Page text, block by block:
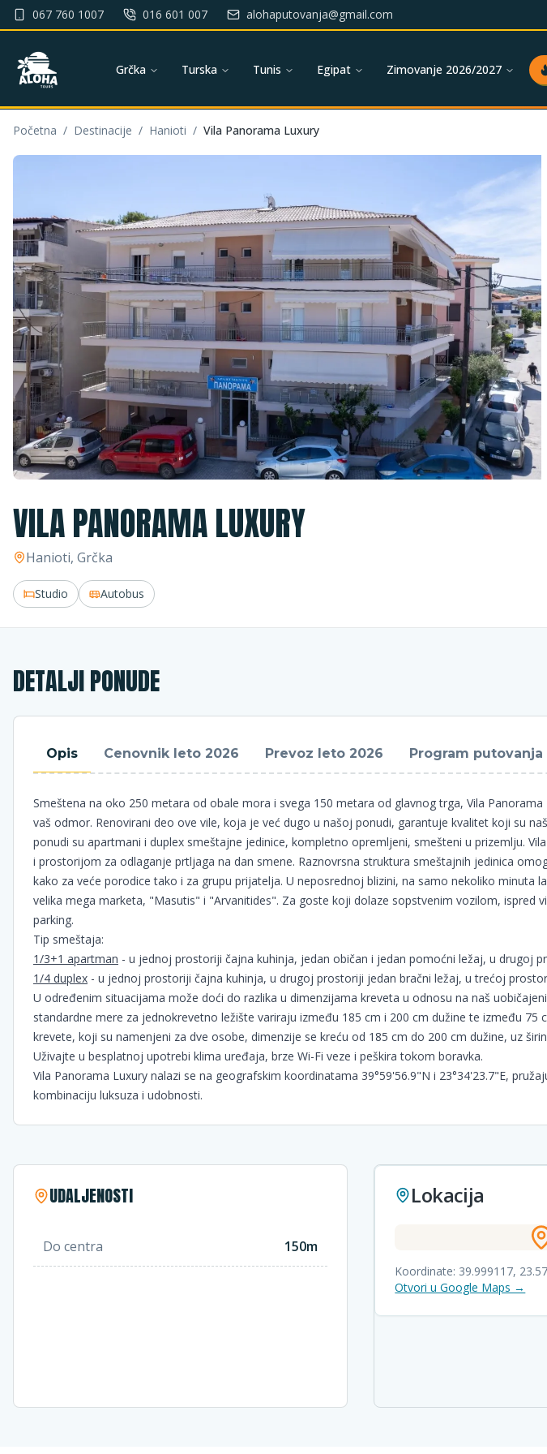
067 760 1007 016 601 007 alohaputovanja@gmail.com
Grčka Turska Tunis Egipat Zimovanje 2026/2027
Početna / Destinacije / Hanioti / Vila Panorama Luxury
VILA PANORAMA LUXURY
Hanioti, Grčka
Studio Autobus
DETALJI PONUDE
Opis Cenovnik leto 2026 Prevoz leto 2026 Program putovanja
Smeštena na oko 250 metara od obale mora i svega 150 metara od glavnog trga, Vila Panorama
vaš odmor. Renovirani deo ove vile, koja je već dugo u našoj ponudi, garantuje kvalitet koji su
ponudi su apartmani i duplex smeštajne jedinice, kompletno opremljeni, smešteni u prizemlju.
i prostorijom za odlaganje prtljaga na dan smene. Raznovrsna struktura smeštajnih jedinica
kako za veće porodice tako i za grupu prijatelja. U neposrednoj blizini, na samo nekoliko minuta
velika mega marketa, "Masutis" i "Arvanitides". Za goste koji dolaze sopstvenim vozilom, ispred
parking.
Tip smeštaja:
1/3+1 apartman - u jednoj prostoriji čajna kuhinja, jedan običan i jedan pomoćni ležaj, u drugoj
1/4 duplex - u jednoj prostoriji čajna kuhinja, u drugoj prostoriji jedan bračni ležaj, u trećoj
U određenim situacijama može doći do razlika u dimenzijama kreveta u odnosu na naš
standardne mere za jednokrevetno ležište variraju između 185 cm i 200 cm dužine te između 75
krevete, koji su namenjeni za dve osobe, dimenzije se kreću od 185 cm do 200 cm dužine, uz
Uživajte u besplatnoj upotrebi klima uređaja, brze Wi-Fi veze i peškira tokom boravka.
Vila Panorama Luxury nalazi se na geografskim koordinatama 39°59'56.9"N i 23°34'23.7"E,
kombinaciju luksuza i udobnosti.
UDALJENOSTI
Do centra 150m
Lokacija
Koordinate: 39.999117,
Otvori u Google Maps →